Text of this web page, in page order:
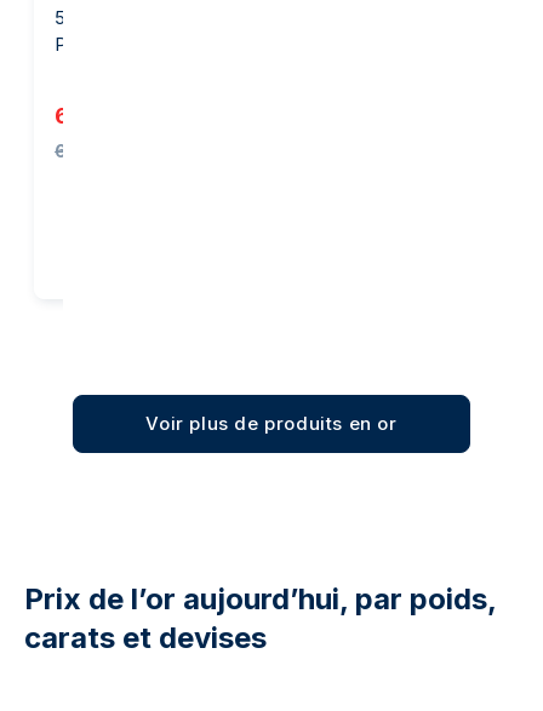
50 grammes Lingot d'Or -
PAMP Suisse
6 091,33 €
6 124,64 €
Voir plus de produits en or
Prix de l’or aujourd’hui, par poids,
carats et devises